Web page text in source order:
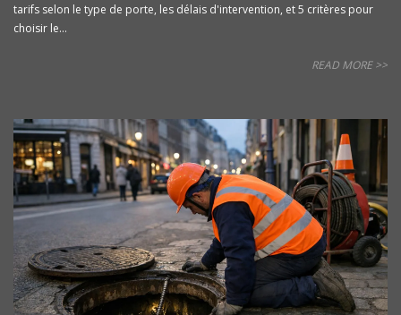
tarifs selon le type de porte, les délais d'intervention, et 5 critères pour
choisir le...
READ MORE >>